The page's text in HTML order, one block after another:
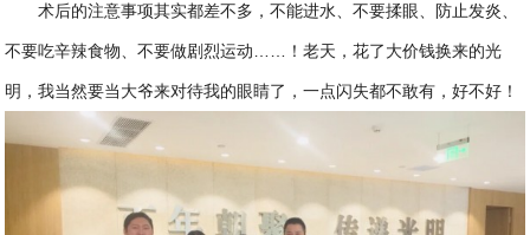
术后的注意事项其实都差不多，不能进水、不要揉眼、防止发炎、
不要吃辛辣食物、不要做剧烈运动……！老天，花了大价钱换来的光
明，我当然要当大爷来对待我的眼睛了，一点闪失都不敢有，好不好！